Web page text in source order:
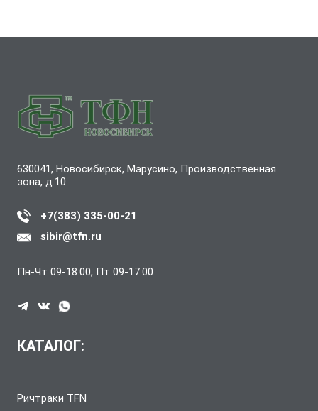
630041, Новосибирск, Марусино, Производственная
зона, д.10
+7(383) 335-00-21
sibir@tfn.ru
Пн-Чт 09-18:00, Пт 09-17:00
КАТАЛОГ:
Ричтраки TFN